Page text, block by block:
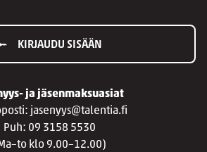
KIRJAUDU SISÄÄN
ja jäsenmaksuasiat
jasenyys@talentia.fi
Puh: 09 3158 5530
klo 9.00–12.00)